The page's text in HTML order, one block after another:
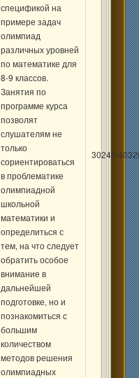
спецификой на
примере задач
олимпиад
различных уровней
по математике для
8-9 классов.
Занятия по
программе курса
позволят
слушателям не
только
сориентироваться
в проблематике
олимпиадной
школьной
математики и
определиться с
тем, на что следует
обратить особое
внимание в
дальнейшей
подготовке, но и
познакомиться с
большим
количеством
методов решения
олимпиадных
30240/